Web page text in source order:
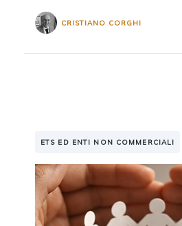
CRISTIANO CORGHI
ETS ED ENTI NON COMMERCIALI